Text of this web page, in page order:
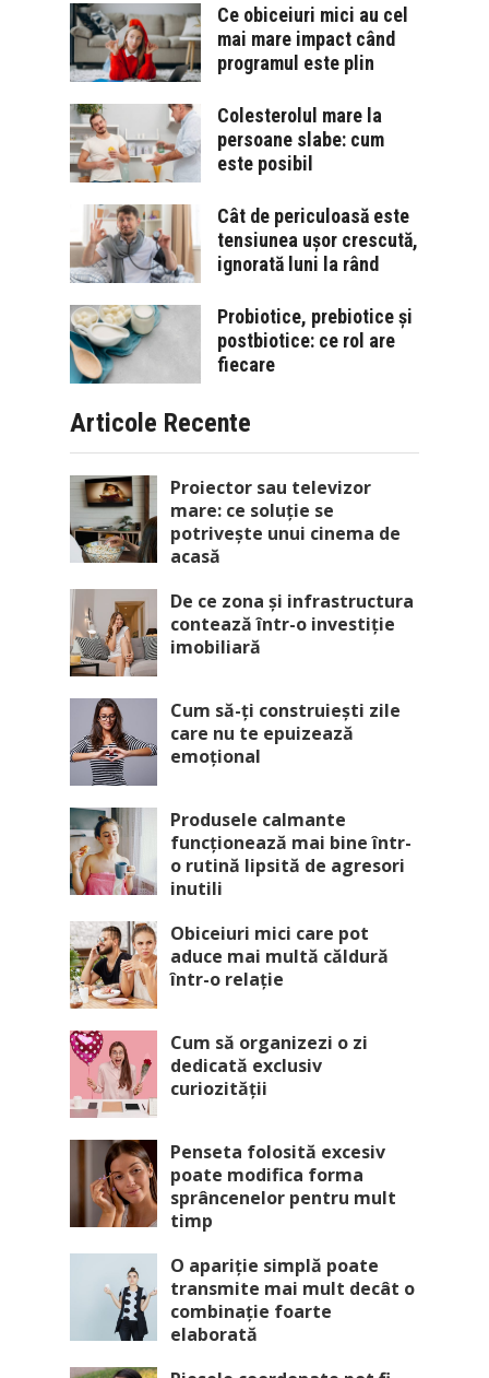
Ce obiceiuri mici au cel
mai mare impact când
programul este plin
Colesterolul mare la
persoane slabe: cum
este posibil
Cât de periculoasă este
tensiunea ușor crescută,
ignorată luni la rând
Probiotice, prebiotice și
postbiotice: ce rol are
fiecare
Articole Recente
Proiector sau televizor
mare: ce soluție se
potrivește unui cinema de
acasă
De ce zona și infrastructura
contează într-o investiție
imobiliară
Cum să-ți construiești zile
care nu te epuizează
emoțional
Produsele calmante
funcționează mai bine într-
o rutină lipsită de agresori
inutili
Obiceiuri mici care pot
aduce mai multă căldură
într-o relație
Cum să organizezi o zi
dedicată exclusiv
curiozității
Penseta folosită excesiv
poate modifica forma
sprâncenelor pentru mult
timp
O apariție simplă poate
transmite mai mult decât o
combinație foarte
elaborată